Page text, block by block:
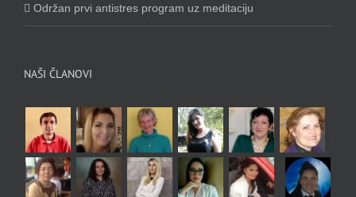
Održan prvi antistres program uz meditaciju
NAŠI ČLANOVI